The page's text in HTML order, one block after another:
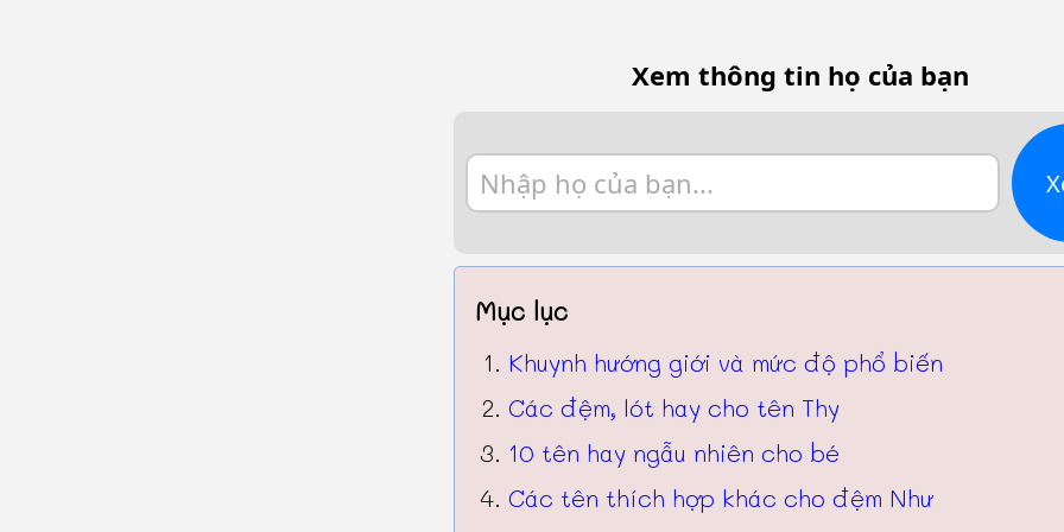
Xem thông tin họ của bạn
Mục lục
Khuynh hướng giới và mức độ phổ biến
Các đệm, lót hay cho tên Thy
10 tên hay ngẫu nhiên cho bé
Các tên thích hợp khác cho đệm Như